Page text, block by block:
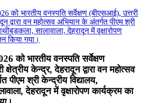
को भारतीय वनस्पति सर्वेक्षण
केन्द्र, देहरादून द्वारा वन महोत्सव
पीएम श्री केन्द्रीय विद्यालय,
देहरादून में वृक्षारोपण कार्यक्रम का